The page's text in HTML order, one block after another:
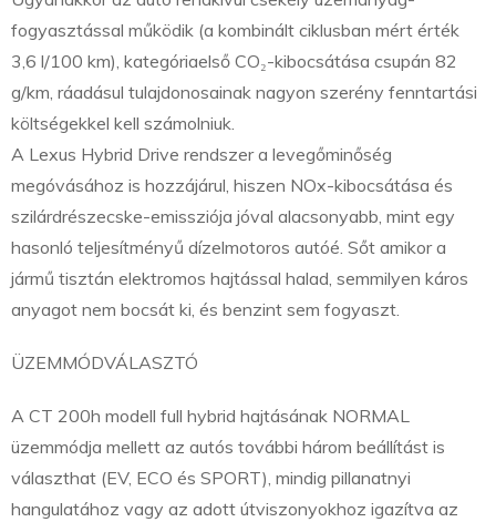
fogyasztással működik (a kombinált ciklusban mért érték
3,6 l/100 km), kategóriaelső CO₂-kibocsátása csupán 82
g/km, ráadásul tulajdonosainak nagyon szerény fenntartási
költségekkel kell számolniuk.
A Lexus Hybrid Drive rendszer a levegőminőség
megóvásához is hozzájárul, hiszen NOx-kibocsátása és
szilárdrészecske-emissziója jóval alacsonyabb, mint egy
hasonló teljesítményű dízelmotoros autóé. Sőt amikor a
jármű tisztán elektromos hajtással halad, semmilyen káros
anyagot nem bocsát ki, és benzint sem fogyaszt.
ÜZEMMÓDVÁLASZTÓ
A CT 200h modell full hybrid hajtásának NORMAL
üzemmódja mellett az autós további három beállítást is
választhat (EV, ECO és SPORT), mindig pillanatnyi
hangulatához vagy az adott útviszonyokhoz igazítva az